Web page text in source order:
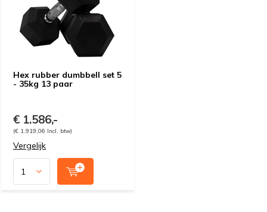
Hex rubber dumbbell set 5
- 35kg 13 paar
€ 1.586,-
(€ 1.919,06 Incl. btw)
Vergelijk